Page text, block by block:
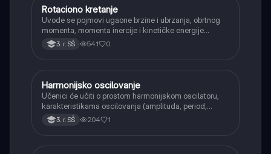
Fizika
Rotaciono kretanje
Uvode se pojmovi ugaone brzine i ubrzanja, obrtnog
momenta, momenta inercije i kinetičke energije
rotacije.
3. r. SŠ 541 0
Fizika
Harmonijsko oscilovanje
Učenici će učiti o prostom harmonijskom oscilatoru,
karakteristikama oscilovanja (amplituda, period,
frekvencija) i primerima poput klatna i sistema opruga-
masa.
3. r. SŠ 204 1